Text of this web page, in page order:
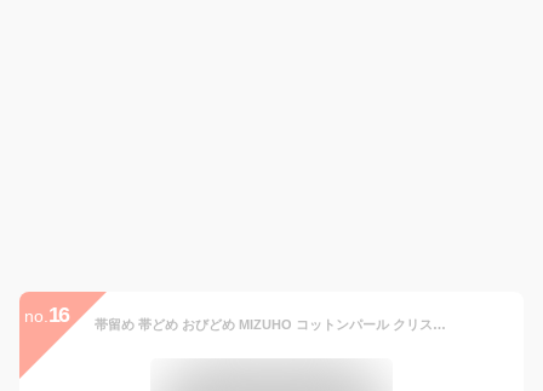
no. 16 帯留め 帯どめ おびどめ MIZUHO コットンパール クリスタルボール ラインストーン 三粒CRYSTAL 三分紐 単品 パーティー シンプル お洒落 上品 エレガント 和装小物 お洒落小物 記念日 誕生日 日本製 skg0136-bob18 o--01-2 キスカ【S】